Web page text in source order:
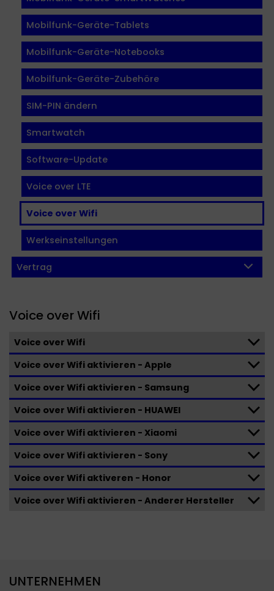
Mobilfunk-Geräte-Tablets
Mobilfunk-Geräte-Notebooks
Mobilfunk-Geräte-Zubehöre
SIM-PIN ändern
Smartwatch
Software-Update
Voice over LTE
Voice over Wifi
Werkseinstellungen
Vertrag
Voice over Wifi
Voice over Wifi
Voice over Wifi aktivieren - Apple
Voice over Wifi aktivieren - Samsung
Voice over Wifi aktivieren - HUAWEI
Voice over Wifi aktivieren - Xiaomi
Voice over Wifi aktivieren - Sony
Voice over Wifi aktiveren - Honor
Voice over Wifi aktivieren - Anderer Hersteller
UNTERNEHMEN